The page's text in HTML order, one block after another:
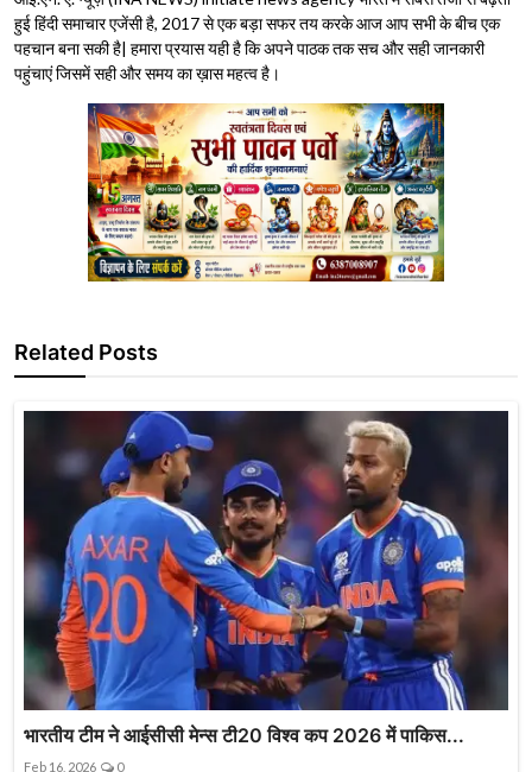
हुई हिंदी समाचार एजेंसी है, 2017 से एक बड़ा सफर तय करके आज आप सभी के बीच एक
पहचान बना सकी है| हमारा प्रयास यही है कि अपने पाठक तक सच और सही जानकारी
पहुंचाएं जिसमें सही और समय का ख़ास महत्व है।
Related Posts
भारतीय टीम ने आईसीसी मेन्स टी20 विश्व कप 2026 में पाकिस...
Feb 16, 2026 0